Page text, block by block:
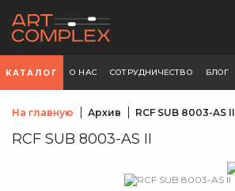
КАТАЛОГ О НАС СОТРУДНИЧЕСТВО БЛОГ
На главную Архив RCF SUB 8003-AS II
RCF SUB 8003-AS II